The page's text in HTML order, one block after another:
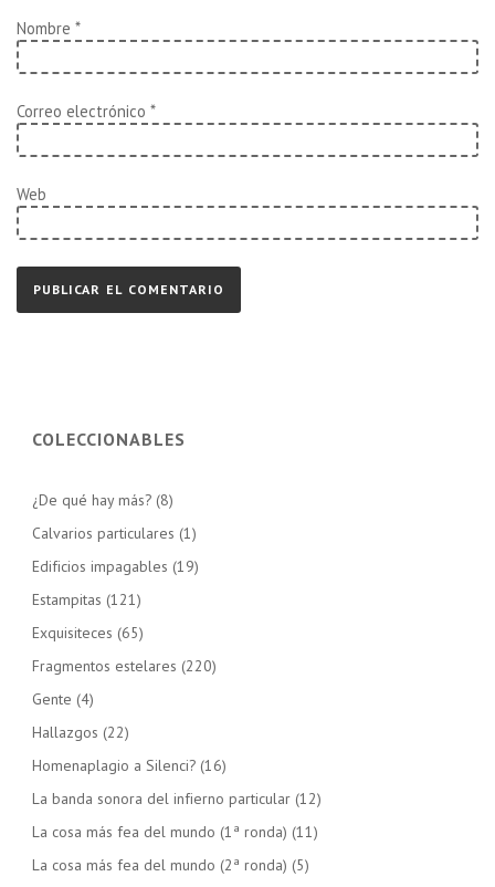
Nombre *
Correo electrónico *
Web
COLECCIONABLES
¿De qué hay más? (8)
Calvarios particulares (1)
Edificios impagables (19)
Estampitas (121)
Exquisiteces (65)
Fragmentos estelares (220)
Gente (4)
Hallazgos (22)
Homenaplagio a Silenci? (16)
La banda sonora del infierno particular (12)
La cosa más fea del mundo (1ª ronda) (11)
La cosa más fea del mundo (2ª ronda) (5)